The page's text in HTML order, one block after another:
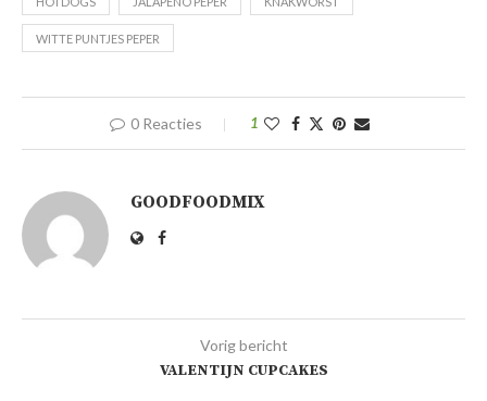
WITTE PUNTJES PEPER
0 Reacties 1
GOODFOODMIX
Vorig bericht
VALENTIJN CUPCAKES